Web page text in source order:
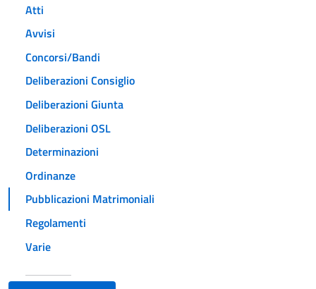
Atti
Avvisi
Concorsi/Bandi
Deliberazioni Consiglio
Deliberazioni Giunta
Deliberazioni OSL
Determinazioni
Ordinanze
Pubblicazioni Matrimoniali
Regolamenti
Varie